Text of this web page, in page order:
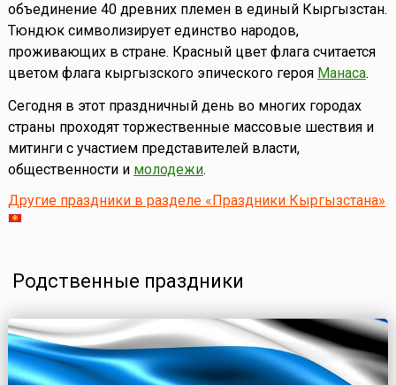
объединение 40 древних племен в единый Кыргызстан.
Тюндюк символизирует единство народов,
проживающих в стране. Красный цвет флага считается
цветом флага кыргызского эпического героя Манаса.
Сегодня в этот праздничный день во многих городах
страны проходят торжественные массовые шествия и
митинги с участием представителей власти,
общественности и молодежи.
Другие праздники в разделе «Праздники Кыргызстана»
Родственные праздники